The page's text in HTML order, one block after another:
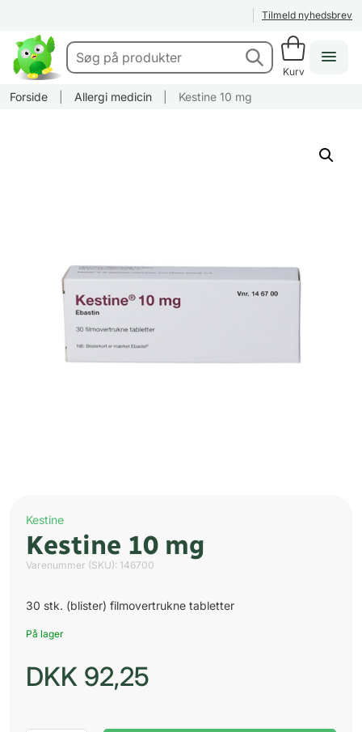
Tilmeld nyhedsbrev
Kurv
Forside Allergi medicin Kestine 10 mg
Kestine
Kestine 10 mg
Varenummer (SKU): 146700
30 stk. (blister) filmovertrukne tabletter
På lager
DKK 92,25